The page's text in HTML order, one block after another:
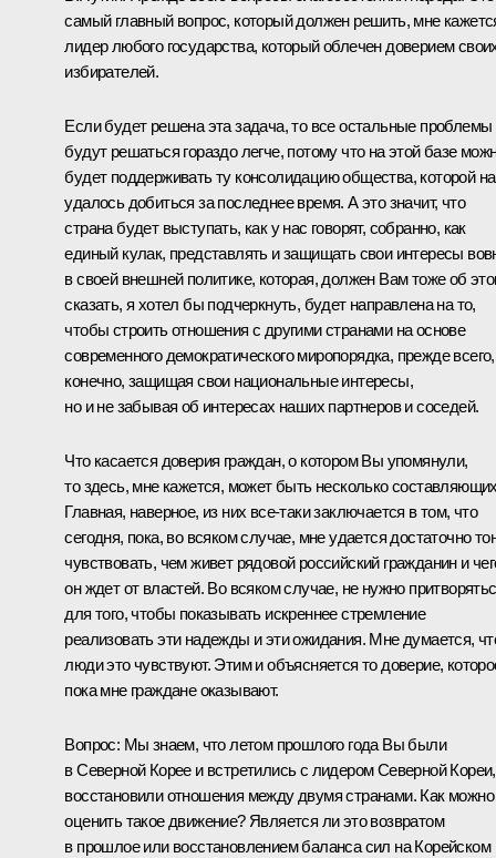
самый главный вопрос, который должен решить, мне
лидер любого государства, который облечен доверием
избирателей.
Если будет решена эта задача, то все остальные проблемы
будут решаться гораздо легче, потому что на этой базе
будет поддерживать ту консолидацию общества, которой
удалось добиться за последнее время. А это значит, что
страна будет выступать, как у нас говорят, собранно, как
единый кулак, представлять и защищать свои интересы
в своей внешней политике, которая, должен Вам тоже об
сказать, я хотел бы подчеркнуть, будет направлена на то,
чтобы строить отношения с другими странами на основе
современного демократического миропорядка, прежде всего,
конечно, защищая свои национальные интересы,
но и не забывая об интересах наших партнеров и соседей.
Что касается доверия граждан, о котором Вы упомянули,
то здесь, мне кажется, может быть несколько
Главная, наверное, из них все‑таки заключается в том, что
сегодня, пока, во всяком случае, мне удается достаточно
чувствовать, чем живет рядовой российский гражданин и
он ждет от властей. Во всяком случае, не нужно
для того, чтобы показывать искреннее стремление
реализовать эти надежды и эти ожидания. Мне думается,
люди это чувствуют. Этим и объясняется то доверие,
пока мне граждане оказывают.
Вопрос: Мы знаем, что летом прошлого года Вы были
в Северной Корее и встретились с лидером Северной Кореи,
восстановили отношения между двумя странами. Как можно
оценить такое движение? Является ли это возвратом
в прошлое или восстановлением баланса сил на Корейском